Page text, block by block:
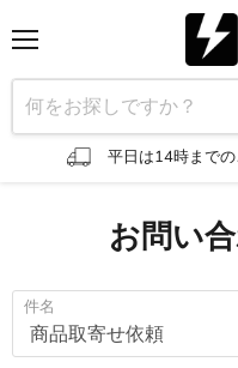
ニ
ュ
ー
平日は14時まで
お問い
件名